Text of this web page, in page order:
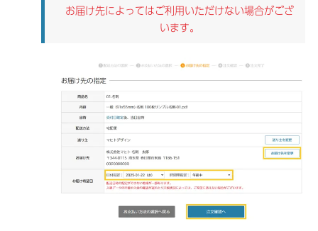
お届け先によってはご利用いただけない場合がござ
います。